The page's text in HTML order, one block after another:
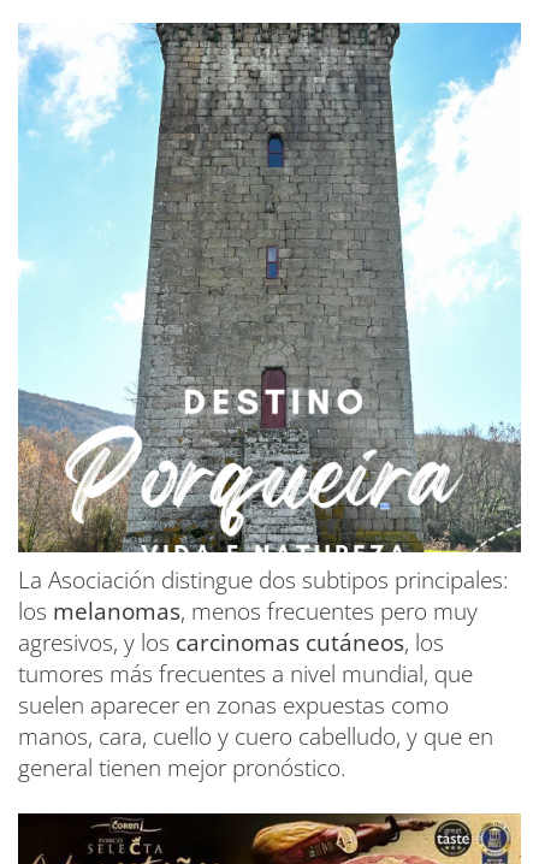
La Asociación distingue dos subtipos principales:
los melanomas, menos frecuentes pero muy
agresivos, y los carcinomas cutáneos, los
tumores más frecuentes a nivel mundial, que
suelen aparecer en zonas expuestas como
manos, cara, cuello y cuero cabelludo, y que en
general tienen mejor pronóstico.